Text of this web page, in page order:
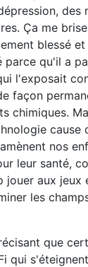
des
Ça me
blessé
parce qu'il a
l'exposait
façon
chimiques.
cause
nos
leur santé,
jouer aux jeux
les
que
qui